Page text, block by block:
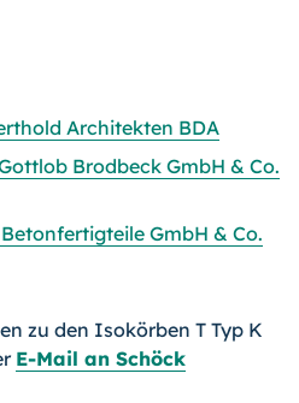
Architekten BDA
Brodbeck GmbH & Co.
GmbH & Co.
zu den Isokörben T Typ K
E-Mail an Schöck